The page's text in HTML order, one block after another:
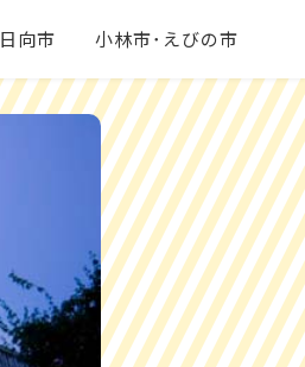
日向市 小林市･えびの市